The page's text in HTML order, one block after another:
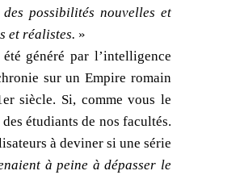
possibilités nouvelles et
et réalistes. »
généré par l’intelligence
sur un Empire romain
siècle. Si, comme vous le
étudiants de nos facultés.
à deviner si une série
à peine à dépasser le